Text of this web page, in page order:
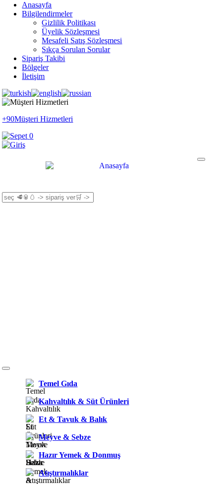
Anasayfa
Bilgilendirmeler
Gizlilik Politikası
Üyelik Sözleşmesi
Mesafeli Satış Sözleşmesi
Sıkça Sorulan Sorular
Sipariş Takibi
Bölgeler
İletişim
+90Müşteri Hizmetleri
0
Temel Gıda
Kahvaltılık & Süt Ürünleri
Et & Tavuk & Balık
Meyve & Sebze
Hazır Yemek & Donmuş
Atıştırmalıklar